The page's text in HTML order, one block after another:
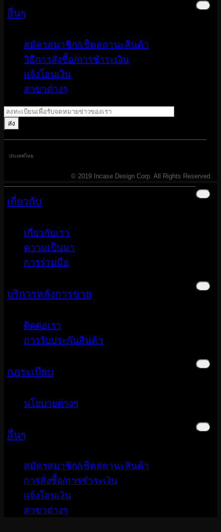
อื่นๆ
สมัครสมาชิก/เช็คสถานะสินค้า
วิธีการสั่งซื้อ/การชำระเงิน
แจ้งโอนเงิน
สาขาต่างๆ
ประเทศไทย
© 2019 Incase Design Corp. All Rights Reserved.
เกี่ยวกับ
เกี่ยวกับเรา
ความเป็นมา
การร่วมมือ
บริการหลังการขาย
ติดต่อเรา
การรับประกันสินค้า
กฎระเบียบ
นโยบายต่างๆ
อื่นๆ
สมัครสมาชิก/เช็คสถานะสินค้า
การสั่งซื้อ/การชำระเงิน
แจ้งโอนเงิน
สาขาต่างๆ